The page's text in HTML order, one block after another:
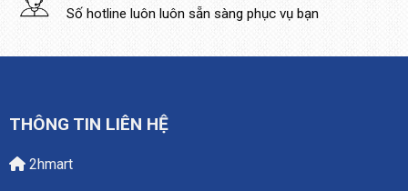
Số hotline luôn luôn sẵn sàng phục vụ bạn
THÔNG TIN LIÊN HỆ
2hmart